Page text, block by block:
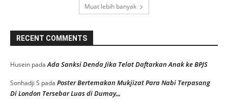
Muat lebih banyak
RECENT COMMENTS
Husein padaAda Sanksi Denda Jika Telat Daftarkan Anak ke BPJS
Sonhadji S pada Poster Bertemakan Mukjizat Para Nabi Terpasang
Di London Tersebar Luas di Dumay,,,